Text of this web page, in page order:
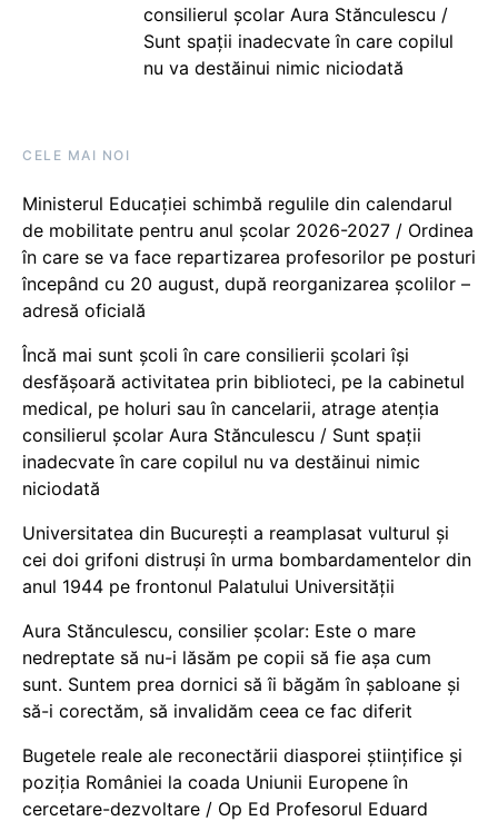
consilierul școlar Aura Stănculescu /
Sunt spații inadecvate în care copilul
nu va destăinui nimic niciodată
CELE MAI NOI
Ministerul Educației schimbă regulile din calendarul
de mobilitate pentru anul școlar 2026-2027 / Ordinea
în care se va face repartizarea profesorilor pe posturi
începând cu 20 august, după reorganizarea școlilor –
adresă oficială
Încă mai sunt școli în care consilierii școlari își
desfășoară activitatea prin biblioteci, pe la cabinetul
medical, pe holuri sau în cancelarii, atrage atenția
consilierul școlar Aura Stănculescu / Sunt spații
inadecvate în care copilul nu va destăinui nimic
niciodată
Universitatea din București a reamplasat vulturul și
cei doi grifoni distruși în urma bombardamentelor din
anul 1944 pe frontonul Palatului Universității
Aura Stănculescu, consilier școlar: Este o mare
nedreptate să nu-i lăsăm pe copii să fie așa cum
sunt. Suntem prea dornici să îi băgăm în șabloane și
să-i corectăm, să invalidăm ceea ce fac diferit
Bugetele reale ale reconectării diasporei științifice și
poziția României la coada Uniunii Europene în
cercetare-dezvoltare / Op Ed Profesorul Eduard